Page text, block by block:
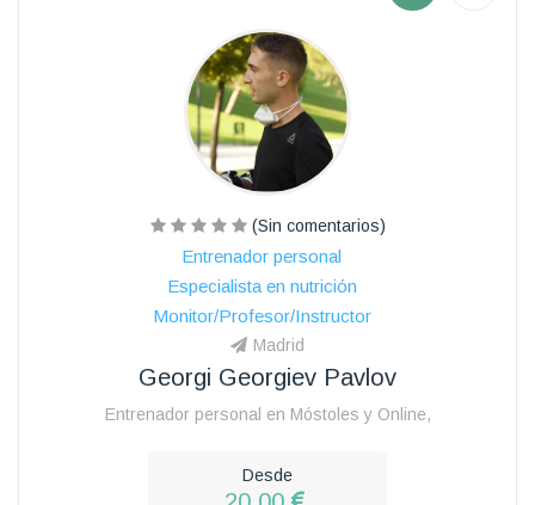
(Sin comentarios)
Entrenador personal
Especialista en nutrición
Monitor/Profesor/Instructor
Madrid
Georgi Georgiev Pavlov
Entrenador personal en Móstoles y Online,
Desde